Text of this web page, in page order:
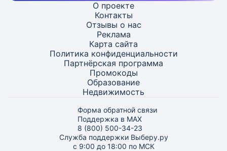
О проекте
Контакты
Отзывы о нас
Реклама
Карта сайта
Политика конфиденциальности
Партнёрская программа
Промокоды
Образование
Недвижимость
Форма обратной связи
Поддержка в MAX
8 (800) 500-34-23
Служба поддержки Выберу.ру
с 9:00 до 18:00 по МСК